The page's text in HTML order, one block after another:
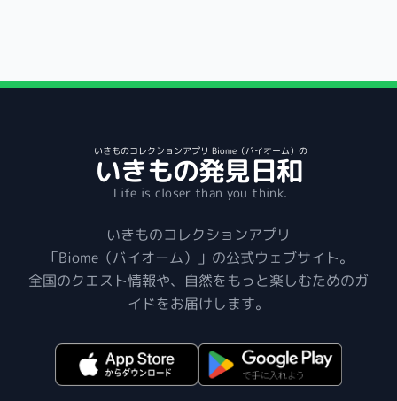
いきものコレクションアプリ Biome（バイオーム）の
いきもの発見日和
Life is closer than you think.
いきものコレクションアプリ
「Biome（バイオーム）」の公式ウェブサイト。
全国のクエスト情報や、自然をもっと楽しむためのガ
イドをお届けします。